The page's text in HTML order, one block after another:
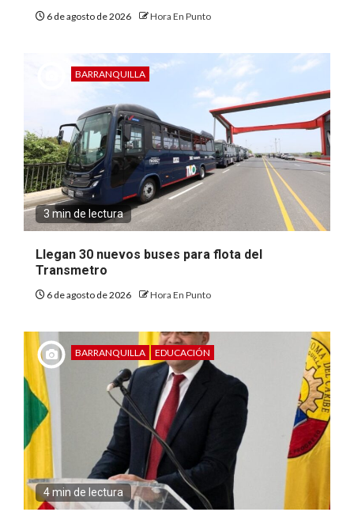
6 de agosto de 2026 Hora En Punto
BARRANQUILLA
3 min de lectura
Llegan 30 nuevos buses para flota del
Transmetro
6 de agosto de 2026 Hora En Punto
BARRANQUILLA EDUCACIÓN
4 min de lectura